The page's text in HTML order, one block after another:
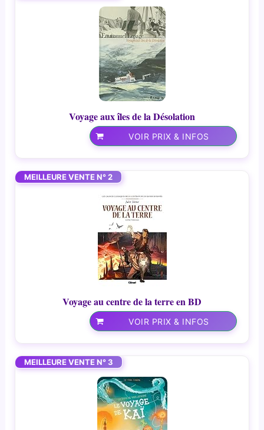
Voyage aux îles de la Désolation
VOIR PRIX & INFOS
MEILLEURE VENTE N° 2
Voyage au centre de la terre en BD
VOIR PRIX & INFOS
MEILLEURE VENTE N° 3